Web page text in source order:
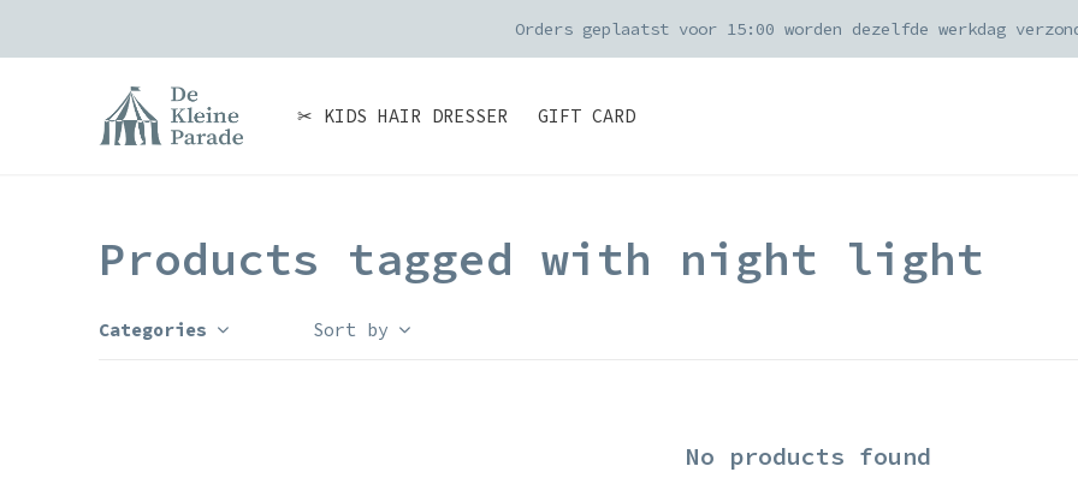
✂ KIDS HAIR DRESSER GIFT CARD
Orders geplaatst voor 15:00 worden dezelfde werkdag
Products tagged with night light
Categories Sort by
No products found